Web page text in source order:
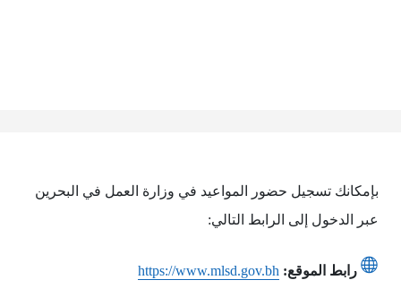
بإمكانك تسجيل حضور المواعيد في وزارة العمل في البحرين
عبر الدخول إلى الرابط التالي:
رابط الموقع: https://www.mlsd.gov.bh